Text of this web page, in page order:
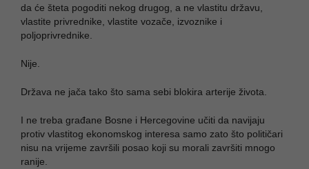
da će šteta pogoditi nekog drugog, a ne vlastitu državu,
vlastite privrednike, vlastite vozače, izvoznike i
poljoprivrednike.
Nije.
Država ne jača tako što sama sebi blokira arterije života.
I ne treba građane Bosne i Hercegovine učiti da navijaju
protiv vlastitog ekonomskog interesa samo zato što političari
nisu na vrijeme završili posao koji su morali završiti mnogo
ranije.